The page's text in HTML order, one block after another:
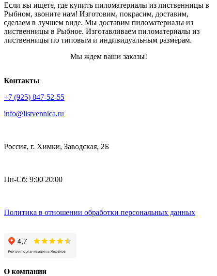
Если вы ищете, где купить пиломатериалы из лиственницы в
Рыбном, звоните нам! Изготовим, покрасим, доставим,
сделаем в лучшем виде. Мы доставим пиломатериалы из
лиственницы в Рыбное. Изготавливаем пиломатериалы из
лиственницы по типовым и индивидуальным размерам.
Мы ждем ваши заказы!
Контакты
+7 (925) 847-52-55
info@listvennica.ru
Россия, г. Химки, Заводская, 2Б
Пн-Сб: 9:00 20:00
Политика в отношении обработки персональных данных
О компании